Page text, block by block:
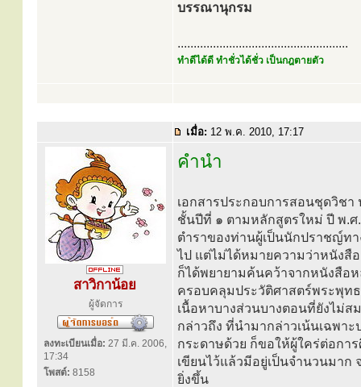
บรรณานุกรม
.....................................................
ทำดีได้ดี ทำชั่วได้ชั่ว เป็นกฎตายตัว
เมื่อ: 12 พ.ค. 2010, 17:17
สาวิกาน้อย
ผู้จัดการ
ลงทะเบียนเมื่อ: 27 มี.ค. 2006,
17:34
โพสต์: 8158
คำนำ
เอกสารประกอบการสอนชุดวิช
ชั้นปีที่ ๑ ตามหลักสูตรใหม่ ปี พ.ศ
ตำราของท่านผู้เป็นนักปราชญ์ท
ไป แต่ไม่ได้หมายความว่าหนังสื
ก็ได้พยายามค้นคว้าจากหนังสือห
ครอบคลุมประวัติศาสตร์พระพุท
เนื้อหาบางส่วนบางตอนที่ยังไม่
กล่าวถึง ที่นำมากล่าวเน้นเฉพา
กระดาษด้วย ก็ขอให้ผู้ใคร่ต่อก
เขียนไว้แล้วมีอยู่เป็นจำนวนมา
ยิ่งขึ้น